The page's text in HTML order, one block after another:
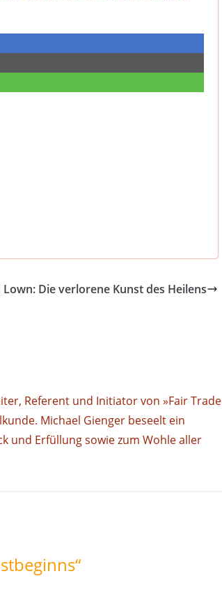
Die verlorene Kunst des Heilens
Referent und Initiator von »Fair Trade
Michael Gienger beseelt ein
und Erfüllung sowie zum Wohle aller
“